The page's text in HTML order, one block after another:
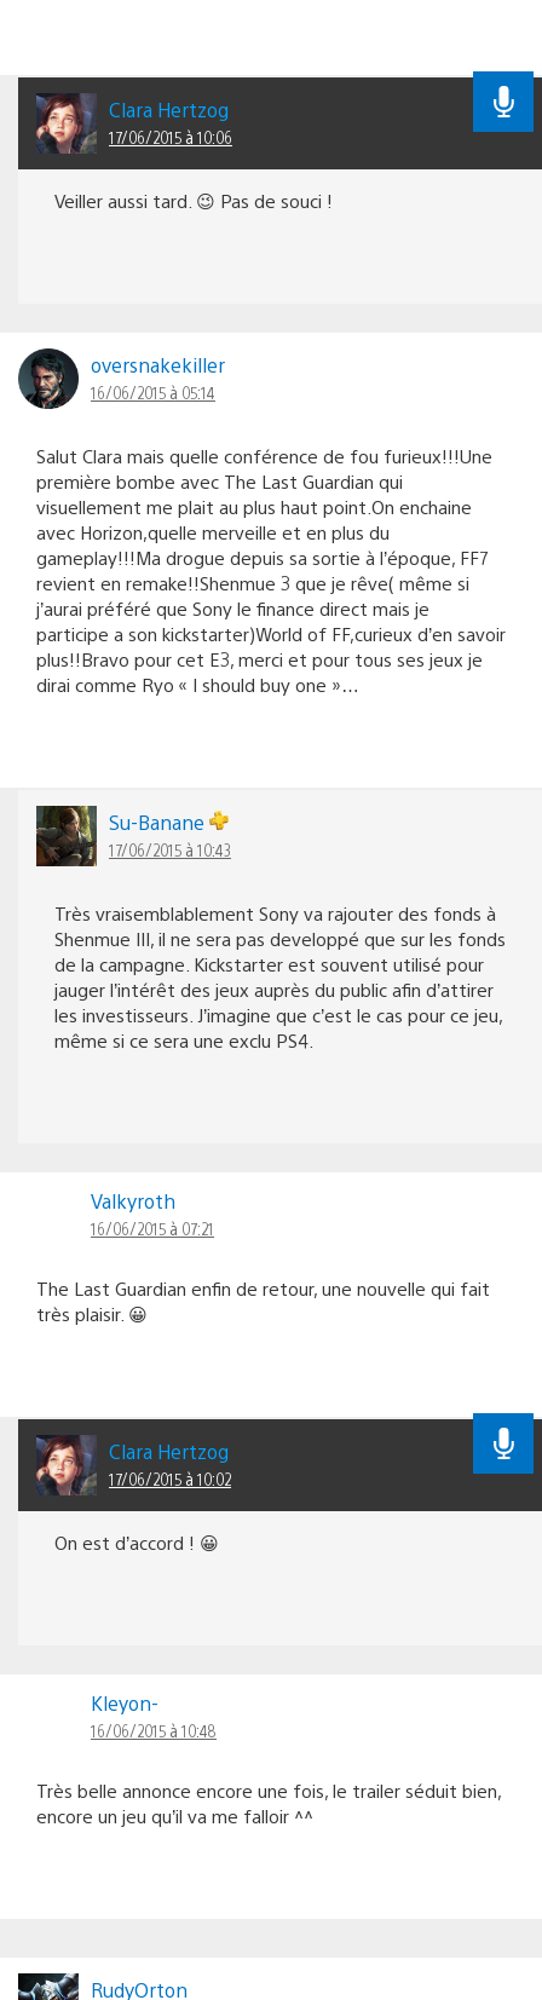
Clara Hertzog
17/06/2015 à 10:06
Veiller aussi tard. 😉 Pas de souci !
oversnakekiller
16/06/2015 à 05:14
Salut Clara mais quelle conférence de fou furieux!!!Une
première bombe avec The Last Guardian qui
visuellement me plait au plus haut point.On enchaine
avec Horizon,quelle merveille et en plus du
gameplay!!!Ma drogue depuis sa sortie à l’époque, FF7
revient en remake!!Shenmue 3 que je rêve( même si
j’aurai préféré que Sony le finance direct mais je
participe a son kickstarter)World of FF,curieux d’en savoir
plus!!Bravo pour cet E3, merci et pour tous ses jeux je
dirai comme Ryo « I should buy one »…
Su-Banane
17/06/2015 à 10:43
Très vraisemblablement Sony va rajouter des fonds à
Shenmue III, il ne sera pas developpé que sur les fonds
de la campagne. Kickstarter est souvent utilisé pour
jauger l’intérêt des jeux auprès du public afin d’attirer
les investisseurs. J’imagine que c’est le cas pour ce jeu,
même si ce sera une exclu PS4.
Valkyroth
16/06/2015 à 07:21
The Last Guardian enfin de retour, une nouvelle qui fait
très plaisir. 😀
Clara Hertzog
17/06/2015 à 10:02
On est d’accord ! 😀
Kleyon-
16/06/2015 à 10:48
Très belle annonce encore une fois, le trailer séduit bien,
encore un jeu qu’il va me falloir ^^
RudyOrton